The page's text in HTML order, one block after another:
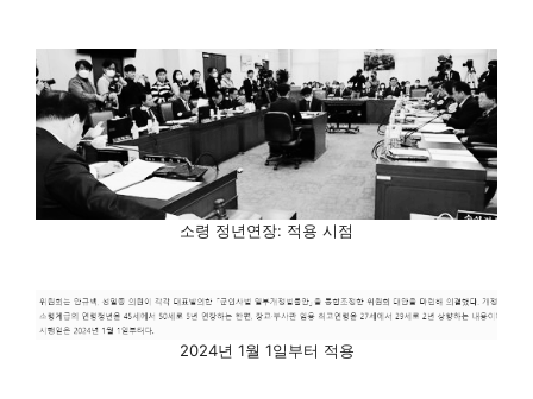
소령 정년연장: 적용 시점
2024년 1월 1일부터 적용